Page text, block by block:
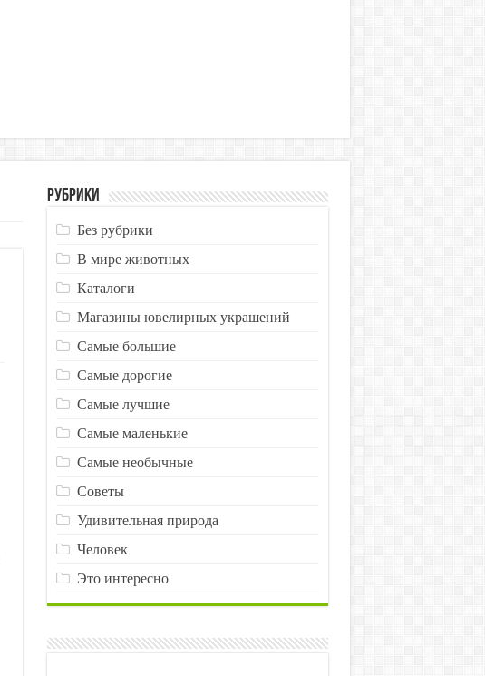
Рубрики
Без рубрики
В мире животных
Каталоги
Магазины ювелирных украшений
Самые большие
Самые дорогие
Самые лучшие
Самые маленькие
Самые необычные
Советы
Удивительная природа
Человек
Это интересно